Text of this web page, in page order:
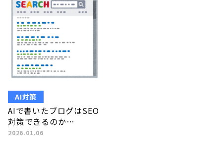
AI対策
AIで書いたブログはSEO
対策できるのか…
2026.01.06